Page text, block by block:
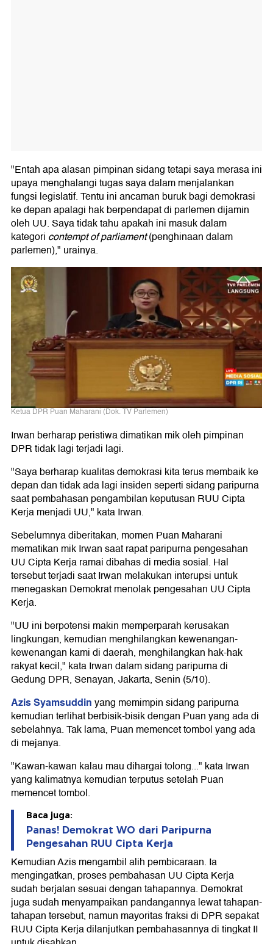
"Entah apa alasan pimpinan sidang tetapi saya merasa ini
upaya menghalangi tugas saya dalam menjalankan
fungsi legislatif. Tentu ini ancaman buruk bagi demokrasi
ke depan apalagi hak berpendapat di parlemen dijamin
oleh UU. Saya tidak tahu apakah ini masuk dalam
kategori contempt of parliament(penghinaan dalam
parlemen)," urainya.
Ketua DPR Puan Maharani (Dok. TV Parlemen)
Irwan berharap peristiwa dimatikan mik oleh pimpinan
DPR tidak lagi terjadi lagi.
"Saya berharap kualitas demokrasi kita terus membaik ke
depan dan tidak ada lagi insiden seperti sidang paripurna
saat pembahasan pengambilan keputusan RUU Cipta
Kerja menjadi UU," kata Irwan.
Sebelumnya diberitakan, momen Puan Maharani
mematikan mik Irwan saat rapat paripurna pengesahan
UU Cipta Kerja ramai dibahas di media sosial. Hal
tersebut terjadi saat Irwan melakukan interupsi untuk
menegaskan Demokrat menolak pengesahan UU Cipta
Kerja.
"UU ini berpotensi makin memperparah kerusakan
lingkungan, kemudian menghilangkan kewenangan-
kewenangan kami di daerah, menghilangkan hak-hak
rakyat kecil," kata Irwan dalam sidang paripurna di
Gedung DPR, Senayan, Jakarta, Senin (5/10).
Azis Syamsuddinyang memimpin sidang paripurna
kemudian terlihat berbisik-bisik dengan Puan yang ada di
sebelahnya. Tak lama, Puan memencet tombol yang ada
di mejanya.
"Kawan-kawan kalau mau dihargai tolong..." kata Irwan
yang kalimatnya kemudian terputus setelah Puan
memencet tombol.
Baca juga:
Panas! Demokrat WO dari Paripurna
Pengesahan RUU Cipta Kerja
Kemudian Azis mengambil alih pembicaraan. Ia
mengingatkan, proses pembahasan UU Cipta Kerja
sudah berjalan sesuai dengan tahapannya. Demokrat
juga sudah menyampaikan pandangannya lewat tahapan-
tahapan tersebut, namun mayoritas fraksi di DPR sepakat
RUU Cipta Kerja dilanjutkan pembahasannya di tingkat II